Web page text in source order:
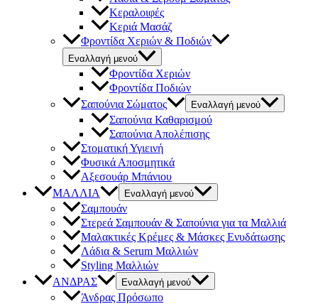
Κεραλοιφές
Κεριά Μασάζ
Φροντίδα Χεριών & Ποδιών
Εναλλαγή μενού
Φροντίδα Χεριών
Φροντίδα Ποδιών
Σαπούνια Σώματος
Εναλλαγή μενού
Σαπούνια Καθαρισμού
Σαπούνια Απολέπισης
Στοματική Υγιεινή
Φυσικά Αποσμητικά
Αξεσουάρ Μπάνιου
ΜΑΛΛΙΑ
Εναλλαγή μενού
Σαμπουάν
Στερεά Σαμπουάν & Σαπούνια για τα Μαλλιά
Μαλακτικές Κρέμες & Μάσκες Ενυδάτωσης
Λάδια & Serum Μαλλιών
Styling Μαλλιών
ΑΝΔΡΑΣ
Εναλλαγή μενού
Άνδρας Πρόσωπο